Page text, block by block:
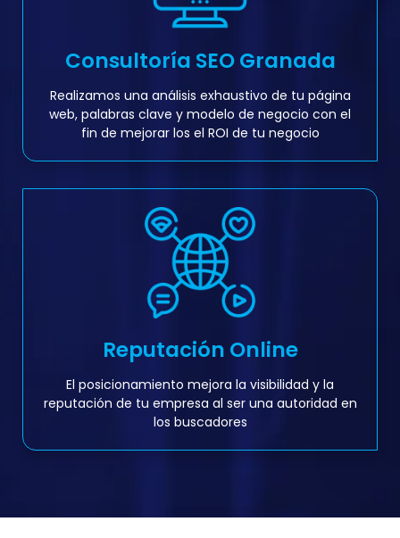
Consultoría SEO Granada
Realizamos una análisis exhaustivo de tu página
web, palabras clave y modelo de negocio con el
fin de mejorar los el ROI de tu negocio
Reputación Online
El posicionamiento mejora la visibilidad y la
reputación de tu empresa al ser una autoridad en
los buscadores